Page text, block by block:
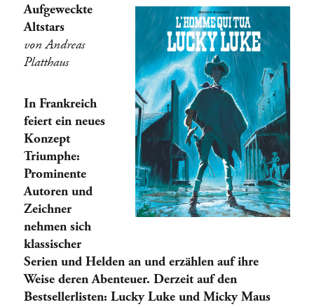
Aufgeweckte
Altstars
von Andreas
Platthaus
In Frankreich
feiert ein neues
Konzept
Triumphe:
Prominente
Autoren und
Zeichner
nehmen sich
klassischer
Serien und Helden an und erzählen auf ihre
Weise deren Abenteuer. Derzeit auf den
Bestsellerlisten: Lucky Luke und Micky Maus